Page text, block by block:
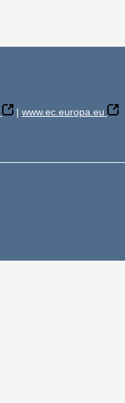
| www.ec.europa.eu